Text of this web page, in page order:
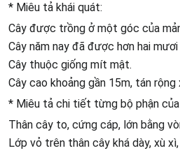
* Miêu tả khái quát:
Cây được trồng ở một góc của
Cây năm nay đã được hơn hai
Cây thuộc giống mít mật.
Cây cao khoảng gần 15m, tán rộng
* Miêu tả chi tiết từng bộ phận của
Thân cây to, cứng cáp, lớn bằng
Lớp vỏ trên thân cây khá dày, xù